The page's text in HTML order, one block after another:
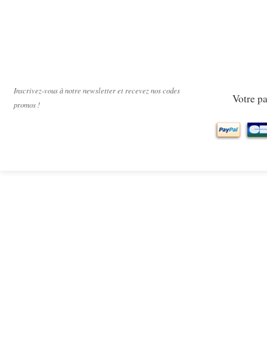
Inscrivez-vous à notre newsletter et recevez nos codes
promos !
Votre